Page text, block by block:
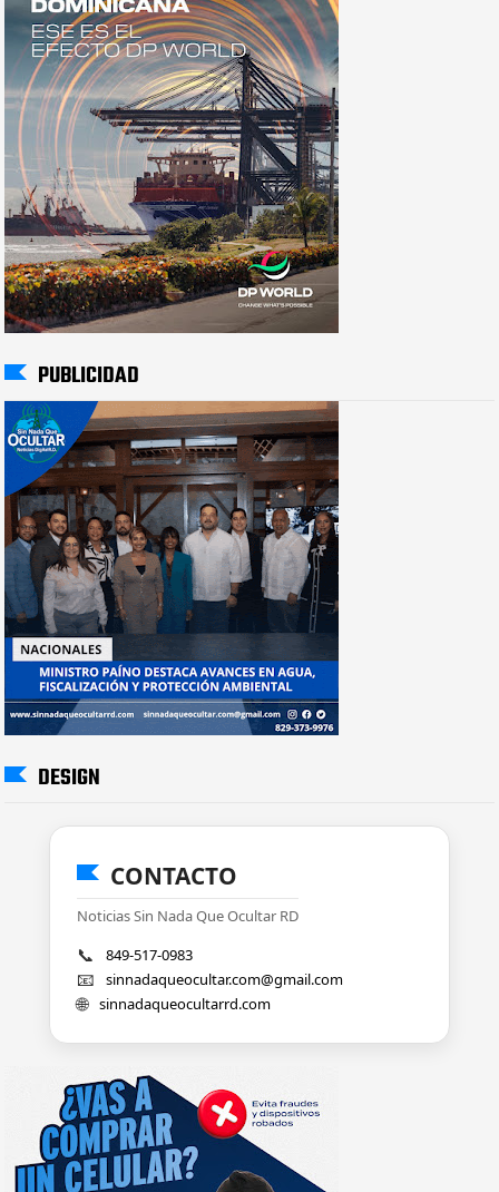
PUBLICIDAD
DESIGN
CONTACTO
Noticias Sin Nada Que Ocultar RD
📞 849-517-0983
📧 sinnadaqueocultar.com@gmail.com
🌐 sinnadaqueocultarrd.com